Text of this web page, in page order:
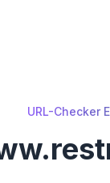
URL-Checker